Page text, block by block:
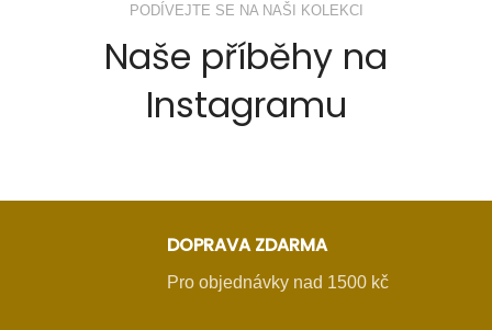
PODÍVEJTE SE NA NAŠI KOLEKCI
Naše příběhy na
Instagramu
DOPRAVA ZDARMA
Pro objednávky nad 1500 kč